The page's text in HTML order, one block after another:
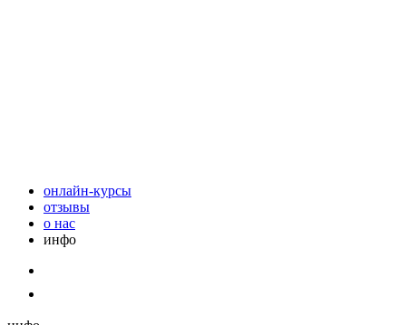
онлайн-курсы
отзывы
о нас
инфо